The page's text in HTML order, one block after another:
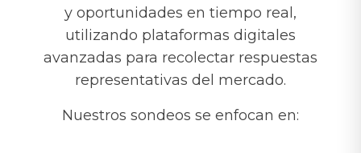
y oportunidades en tiempo real,
utilizando plataformas digitales
avanzadas para recolectar respuestas
representativas del mercado.
Nuestros sondeos se enfocan en: